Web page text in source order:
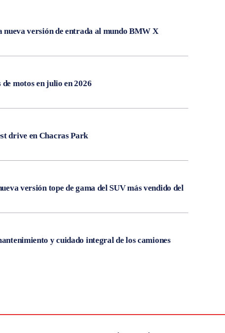
versión de entrada al mundo BMW X
motos en julio en 2026
drive en Chacras Park
versión tope de gama del SUV más vendido del
y cuidado integral de los camiones